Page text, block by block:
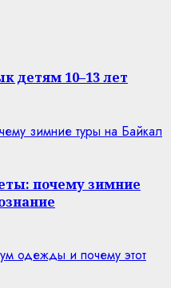
детям 10–13 лет
зимние туры на Байкал
почему зимние
одежды и почему этот